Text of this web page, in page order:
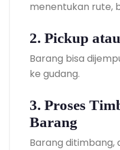
menentukan rute,
2. Pickup
Barang bisa
ke gudang.
3. Proses
Barang
Barang ditimbang,